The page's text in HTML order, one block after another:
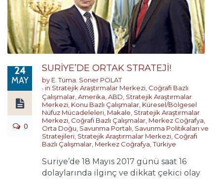
24
MAY
0
SURİYE’DE ORTAK STRATEJİ!
by E. Tüma. Soner POLAT
in Stratejik Araştırmalar Merkezi Coğrafi Bazlı
Çalışmalar Amerika ABD Stratejik Araştırmalar
Merkezi Konu Bazlı Çalışmalar Küresel/Bölgesel
Nüfuz Mücadeleleri Makale Stratejik Araştırmalar
Merkezi Coğrafi Bazlı Çalışmalar Merkez Coğrafya
Orta Doğu Savunma Portalı Savunma Politikaları ve
Stratejileri Stratejik Araştırmalar Merkezi Coğrafi
Bazlı Çalışmalar Merkez Coğrafya ,Türkiye
Suriye’de 18 Mayıs 2017 günü saat 16
dolaylarında ilginç ve dikkat çekici olay